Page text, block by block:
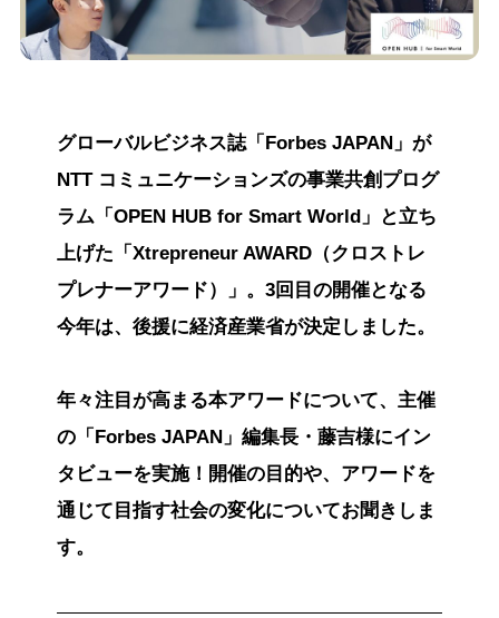
グローバルビジネス誌「Forbes JAPAN」が
NTT コミュニケーションズの事業共創プログ
ラム「OPEN HUB for Smart World」と立ち
上げた「Xtrepreneur AWARD（クロストレ
プレナーアワード）」。3回目の開催となる
今年は、後援に経済産業省が決定しました。
年々注目が高まる本アワードについて、主催
の「Forbes JAPAN」編集長・藤吉様にイン
タビューを実施！開催の目的や、アワードを
通じて目指す社会の変化についてお聞きしま
す。